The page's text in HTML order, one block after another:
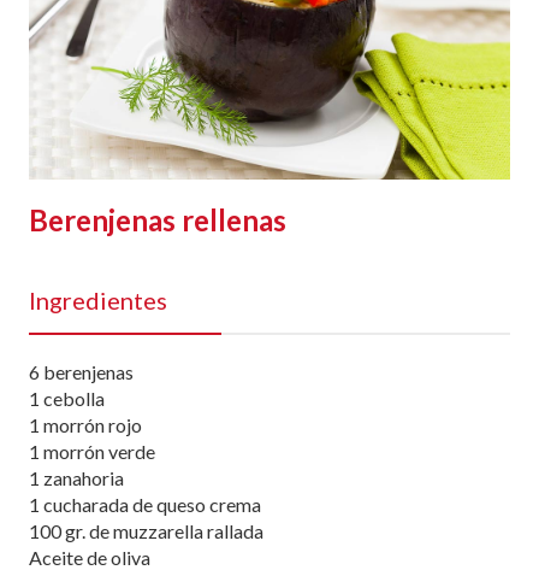
Berenjenas rellenas
Ingredientes
6 berenjenas
1 cebolla
1 morrón rojo
1 morrón verde
1 zanahoria
1 cucharada de queso crema
100 gr. de muzzarella rallada
Aceite de oliva